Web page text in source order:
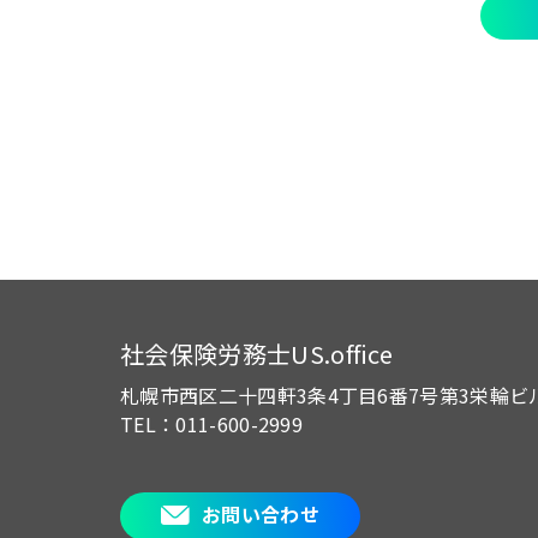
社会保険労務士US.office
札幌市西区二十四軒3条4丁目6番7号第3栄輪ビ
TEL：011-600-2999
お問い合わせ